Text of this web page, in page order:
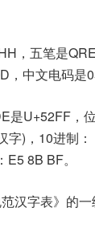
，五笔是
，中文电码是
是U+52FF，
字)，10进制：
8B BF。
范汉字表》的